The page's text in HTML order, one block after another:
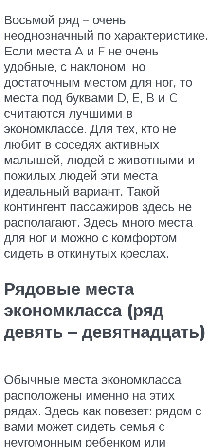
Восьмой ряд – очень
неоднозначный по характеристике.
Если места A и F не очень
удобные, с наклоном, но
достаточным местом для ног, то
места под буквами D, E, B и C
считаются лучшими в
экономклассе. Для тех, кто не
любит в соседях активных
малышей, людей с животными и
пожилых людей эти места
идеальный вариант. Такой
контингент пассажиров здесь не
располагают. Здесь много места
для ног и можно с комфортом
сидеть в откинутых креслах.
Рядовые места
экономкласса (ряд
девять – девятнадцать)
Обычные места экономкласса
расположены именно на этих
рядах. Здесь как повезет: рядом с
вами может сидеть семья с
неугомонным ребенком или